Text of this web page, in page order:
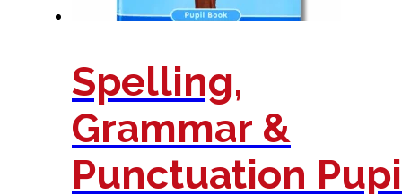
Spelling,
Grammar &
Punctuation